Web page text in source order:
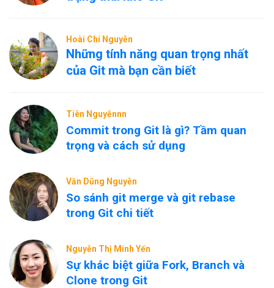
Hoài Chí Nguyễn
Những tính năng quan trọng nhất
của Git mà bạn cần biết
Tiên Nguyễnnn
Commit trong Git là gì? Tầm quan
trọng và cách sử dụng
Văn Dũng Nguyễn
So sánh git merge và git rebase
trong Git chi tiết
Nguyễn Thị Minh Yến
Sự khác biệt giữa Fork, Branch và
Clone trong Git